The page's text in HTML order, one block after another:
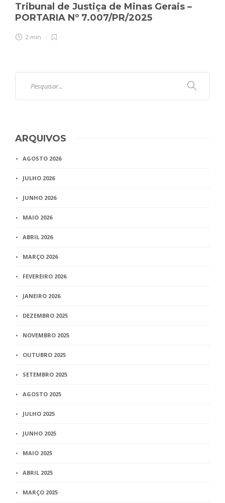
Tribunal de Justiça de Minas Gerais –
PORTARIA Nº 7.007/PR/2025
2 min
ARQUIVOS
AGOSTO 2026
JULHO 2026
JUNHO 2026
MAIO 2026
ABRIL 2026
MARÇO 2026
FEVEREIRO 2026
JANEIRO 2026
DEZEMBRO 2025
NOVEMBRO 2025
OUTUBRO 2025
SETEMBRO 2025
AGOSTO 2025
JULHO 2025
JUNHO 2025
MAIO 2025
ABRIL 2025
MARÇO 2025